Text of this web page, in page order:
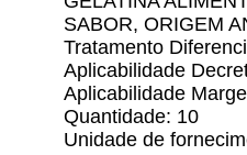
SABOR, ORIGEM
Tratamento
Aplicabilidade
Aplicabilidade
Quantidade: 10
Unidade de